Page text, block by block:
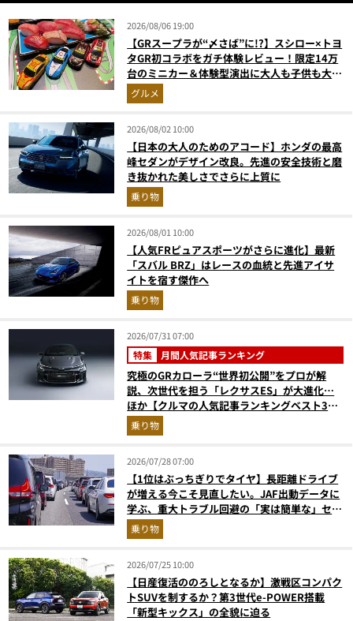
2026/08/06 19:00
【GRスープラが“〆さば”に!?】スシロー×トヨ
タGR初コラボをガチ体験レビュー！限定14万
台のミニカー＆体験型演出に大人も子供も大興
奮間違いなし
グルメ
2026/08/02 10:00
【日本の大人のためのアコード】ホンダの最高
峰セダンがデザイン改良。先進の安全技術と磨
き抜かれた美しさでさらに上質に
乗り物
2026/08/01 10:00
【人気FRピュアスポーツがさらに進化】最新
「スバル BRZ」はレースの血統と先進アイサ
イトを宿す傑作へ
乗り物
2026/07/31 07:00
特集 月間人気記事ランキング
究極のGRカローラ“世界初公開”をプロが解
説、次世代を担う「レクサスES」が大進化…
ほか【クルマの人気記事ランキングベスト3】
（2026年6月版）
乗り物
2026/07/28 07:00
【1位はぶっちぎりでタイヤ】長距離ドライブ
が増える今こそ見直したい。JAF出動データに
学ぶ、重大トラブル回避の「実は簡単な」セル
フメンテ術
乗り物
2026/07/25 10:00
【日産復活ののろしとなるか】激戦区コンパク
トSUVを制するか？第3世代e-POWER搭載
「新型キックス」の全貌に迫る